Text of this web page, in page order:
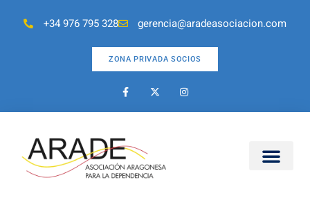
+34 976 795 328 gerencia@aradeasociacion.com
ZONA PRIVADA SOCIOS